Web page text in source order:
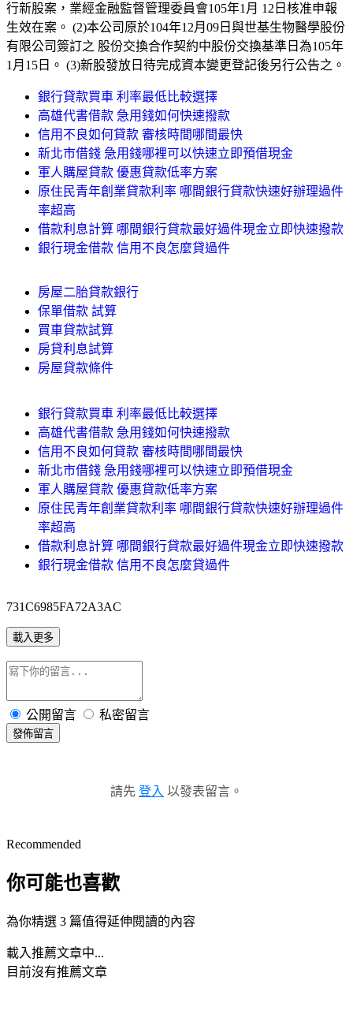
行新股案，業經金融監督管理委員會105年1月 12日核准申報
生效在案。 (2)本公司原於104年12月09日與世基生物醫學股份
有限公司簽訂之 股份交換合作契約中股份交換基準日為105年
1月15日。 (3)新股發放日待完成資本變更登記後另行公告之。
銀行貸款買車 利率最低比較選擇
高雄代書借款 急用錢如何快速撥款
信用不良如何貸款 審核時間哪間最快
新北市借錢 急用錢哪裡可以快速立即預借現金
軍人購屋貸款 優惠貸款低率方案
原住民青年創業貸款利率 哪間銀行貸款快速好辦理過件
率超高
借款利息計算 哪間銀行貸款最好過件現金立即快速撥款
銀行現金借款 信用不良怎麼貸過件
房屋二胎貸款銀行
保單借款 試算
買車貸款試算
房貸利息試算
房屋貸款條件
銀行貸款買車 利率最低比較選擇
高雄代書借款 急用錢如何快速撥款
信用不良如何貸款 審核時間哪間最快
新北市借錢 急用錢哪裡可以快速立即預借現金
軍人購屋貸款 優惠貸款低率方案
原住民青年創業貸款利率 哪間銀行貸款快速好辦理過件
率超高
借款利息計算 哪間銀行貸款最好過件現金立即快速撥款
銀行現金借款 信用不良怎麼貸過件
731C6985FA72A3AC
載入更多
公開留言 私密留言
發佈留言
請先 登入 以發表留言。
Recommended
你可能也喜歡
為你精選 3 篇值得延伸閱讀的內容
載入推薦文章中...
目前沒有推薦文章